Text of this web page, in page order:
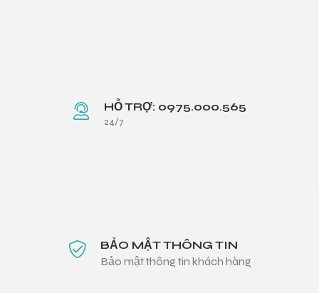
HỖ TRỢ: 0975.000.565
24/7
BẢO MẬT THÔNG TIN
Bảo mật thông tin khách hàng